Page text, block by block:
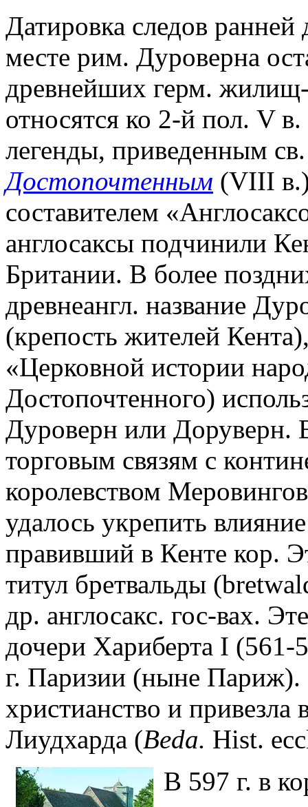
Датировка следов ранней
месте рим. Дуроверна
древнейших герм. жилищ-
относятся ко 2-й пол. V
легенды, приведенным
Достопочтенным (VIII
составителем
англосаксы подчинили
Британии. В более
древнеангл. название
(крепость жителей
«Церковной истории
Достопочтенного)
Дуроверн или Доруверн.
торговым связям с
королевством
удалось укрепить
правивший в Кенте кор.
титул бретвальды
др. англосакс. гос-вах.
дочери Хариберта I (561-
г. Паризии (ныне Париж).
христианство и
Лиудхарда (Beda. Hist.
В 597 г. в